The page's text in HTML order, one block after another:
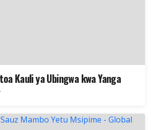
Kauli ya Ubingwa kwa Yanga